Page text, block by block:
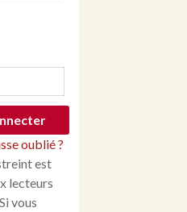
oublié ?
est
lecteurs
vous